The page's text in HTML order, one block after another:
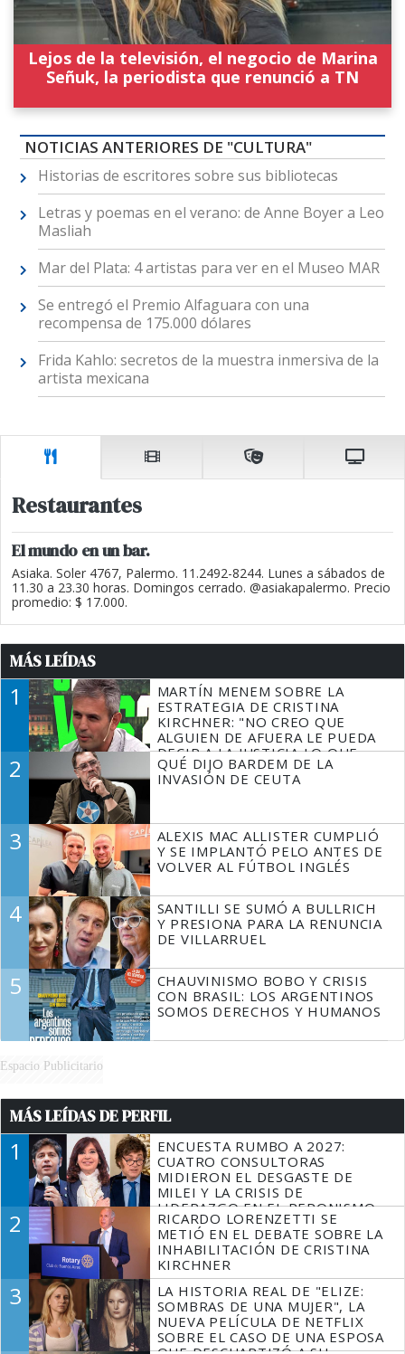
Lejos de la televisión, el negocio de Marina
Señuk, la periodista que renunció a TN
NOTICIAS ANTERIORES DE "CULTURA"
Historias de escritores sobre sus bibliotecas
Letras y poemas en el verano: de Anne Boyer a Leo
Masliah
Mar del Plata: 4 artistas para ver en el Museo MAR
Se entregó el Premio Alfaguara con una
recompensa de 175.000 dólares
Frida Kahlo: secretos de la muestra inmersiva de la
artista mexicana
Restaurantes
El mundo en un bar.
Asiaka. Soler 4767, Palermo. 11.2492-8244. Lunes a sábados de
11.30 a 23.30 horas. Domingos cerrado. @asiakapalermo. Precio
promedio: $ 17.000.
MÁS LEÍDAS
1
MARTÍN MENEM SOBRE LA
ESTRATEGIA DE CRISTINA
KIRCHNER: "NO CREO QUE
ALGUIEN DE AFUERA LE PUEDA
DECIR A LA JUSTICIA LO QUE
TIENE QUE HACER"
2
QUÉ DIJO BARDEM DE LA
INVASIÓN DE CEUTA
3
ALEXIS MAC ALLISTER CUMPLIÓ
Y SE IMPLANTÓ PELO ANTES DE
VOLVER AL FÚTBOL INGLÉS
4
SANTILLI SE SUMÓ A BULLRICH
Y PRESIONA PARA LA RENUNCIA
DE VILLARRUEL
5
CHAUVINISMO BOBO Y CRISIS
CON BRASIL: LOS ARGENTINOS
SOMOS DERECHOS Y HUMANOS
Espacio Publicitario
MÁS LEÍDAS DE PERFIL
1
ENCUESTA RUMBO A 2027:
CUATRO CONSULTORAS
MIDIERON EL DESGASTE DE
MILEI Y LA CRISIS DE
LIDERAZGO EN EL PERONISMO
2
RICARDO LORENZETTI SE
METIÓ EN EL DEBATE SOBRE LA
INHABILITACIÓN DE CRISTINA
KIRCHNER
3
LA HISTORIA REAL DE "ELIZE:
SOMBRAS DE UNA MUJER", LA
NUEVA PELÍCULA DE NETFLIX
SOBRE EL CASO DE UNA ESPOSA